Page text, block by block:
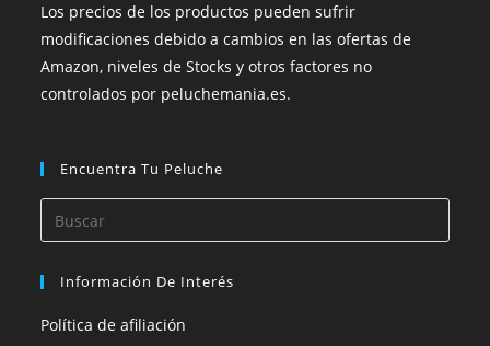
Los precios de los productos pueden sufrir
modificaciones debido a cambios en las ofertas de
Amazon, niveles de Stocks y otros factores no
controlados por peluchemania.es.
Encuentra Tu Peluche
Información De Interés
Política de afiliación